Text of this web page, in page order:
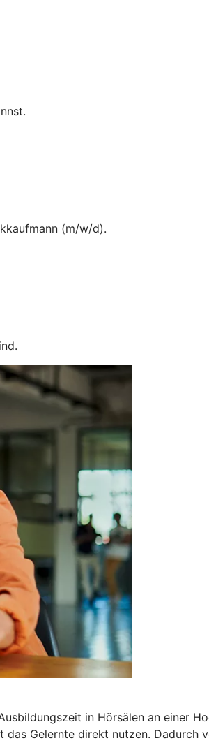
(m/w/d).
in Hörsälen an einer
das Gelernte direkt nutzen.